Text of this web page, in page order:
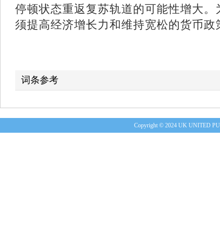
停顿状态重返复苏轨道的可能性增大
须提高经济增长力和维持宽松的货币政
词条参考
Copyright © 2024 UK UNITED